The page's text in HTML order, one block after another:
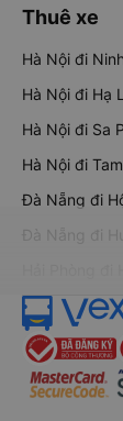
Thuê xe
Hà Nội đi
Hà Nội đi Hạ
Hà Nội đi Sa
Hà Nội đi
Đà Nẵng đi
Đà Nẵng đi